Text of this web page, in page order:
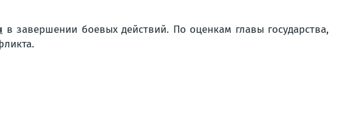
в завершении боевых действий. По оценкам главы государства,